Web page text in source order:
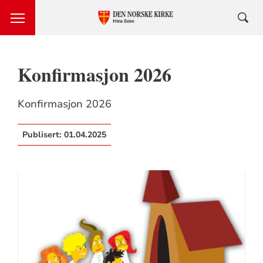
Konfirmasjon 2026
Konfirmasjon 2026
Publisert: 01.04.2025